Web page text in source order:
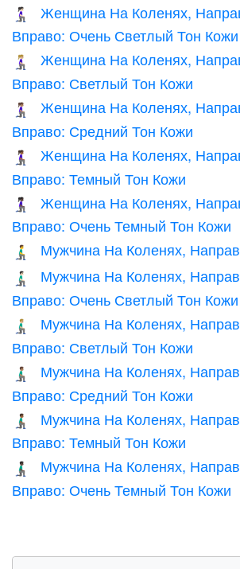
🧎🏻‍♀️‍➡️
Женщина На Коленях,
Вправо: Очень Светлый Тон Кожи
🧎🏼‍♀️‍➡️
Женщина На Коленях,
Вправо: Светлый Тон Кожи
🧎🏽‍♀️‍➡️
Женщина На Коленях,
Вправо: Средний Тон Кожи
🧎🏾‍♀️‍➡️
Женщина На Коленях,
Вправо: Темный Тон Кожи
🧎🏿‍♀️‍➡️
Женщина На Коленях,
Вправо: Очень Темный Тон Кожи
🧎‍♂️‍➡️ Мужчина На Коленях,
🧎🏻‍♂️‍➡️
Мужчина На Коленях,
Вправо: Очень Светлый Тон Кожи
🧎🏼‍♂️‍➡️
Мужчина На Коленях,
Вправо: Светлый Тон Кожи
🧎🏽‍♂️‍➡️
Мужчина На Коленях,
Вправо: Средний Тон Кожи
🧎🏾‍♂️‍➡️
Мужчина На Коленях,
Вправо: Темный Тон Кожи
🧎🏿‍♂️‍➡️
Мужчина На Коленях,
Вправо: Очень Темный Тон Кожи